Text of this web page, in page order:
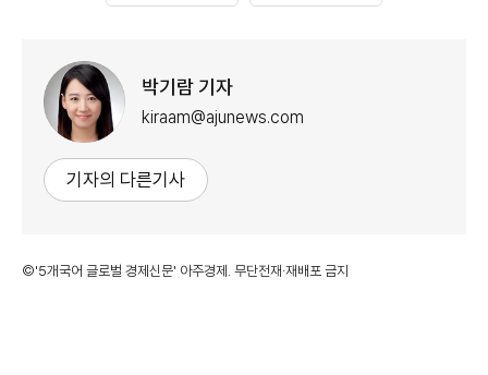
박기람 기자
kiraam@ajunews.com
기자의 다른기사
©'5개국어 글로벌 경제신문' 아주경제. 무단전재·재배포 금지